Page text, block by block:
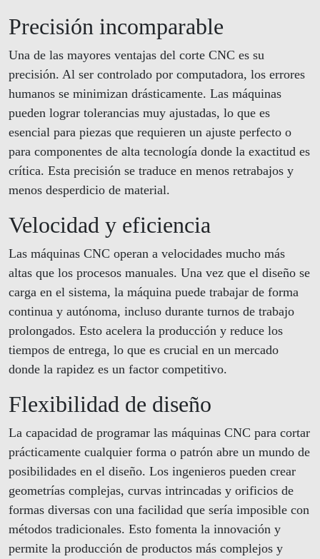
Precisión incomparable
Una de las mayores ventajas del corte CNC es su
precisión. Al ser controlado por computadora, los errores
humanos se minimizan drásticamente. Las máquinas
pueden lograr tolerancias muy ajustadas, lo que es
esencial para piezas que requieren un ajuste perfecto o
para componentes de alta tecnología donde la exactitud es
crítica. Esta precisión se traduce en menos retrabajos y
menos desperdicio de material.
Velocidad y eficiencia
Las máquinas CNC operan a velocidades mucho más
altas que los procesos manuales. Una vez que el diseño se
carga en el sistema, la máquina puede trabajar de forma
continua y autónoma, incluso durante turnos de trabajo
prolongados. Esto acelera la producción y reduce los
tiempos de entrega, lo que es crucial en un mercado
donde la rapidez es un factor competitivo.
Flexibilidad de diseño
La capacidad de programar las máquinas CNC para cortar
prácticamente cualquier forma o patrón abre un mundo de
posibilidades en el diseño. Los ingenieros pueden crear
geometrías complejas, curvas intrincadas y orificios de
formas diversas con una facilidad que sería imposible con
métodos tradicionales. Esto fomenta la innovación y
permite la producción de productos más complejos y